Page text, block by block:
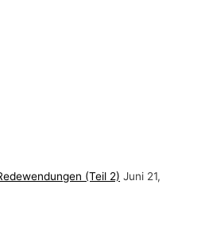
(Teil 2) Juni 21,